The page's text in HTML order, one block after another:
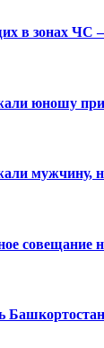
в зонах ЧС
юношу
мужчину,
совещание